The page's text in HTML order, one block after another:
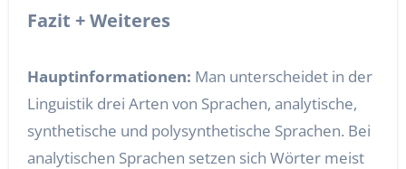
Fazit + Weiteres
Hauptinformationen: Man unterscheidet in der
Linguistik drei Arten von Sprachen, analytische,
synthetische und polysynthetische Sprachen. Bei
analytischen Sprachen setzen sich Wörter meist